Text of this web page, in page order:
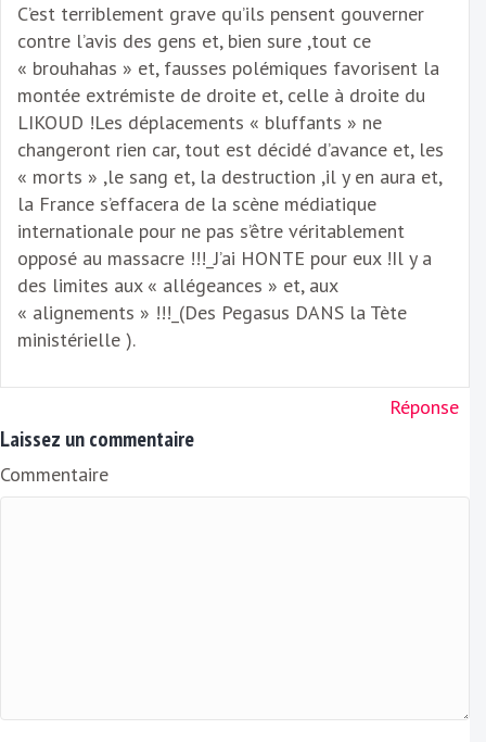
C’est terriblement grave qu’ils pensent gouverner
contre l’avis des gens et, bien sure ,tout ce
« brouhahas » et, fausses polémiques favorisent la
montée extrémiste de droite et, celle à droite du
LIKOUD !Les déplacements « bluffants » ne
changeront rien car, tout est décidé d’avance et, les
« morts » ,le sang et, la destruction ,il y en aura et,
la France s’effacera de la scène médiatique
internationale pour ne pas s’être véritablement
opposé au massacre !!!_J’ai HONTE pour eux !Il y a
des limites aux « allégeances » et, aux
« alignements » !!!_(Des Pegasus DANS la Tète
ministérielle ).
Réponse
Laissez un commentaire
Commentaire